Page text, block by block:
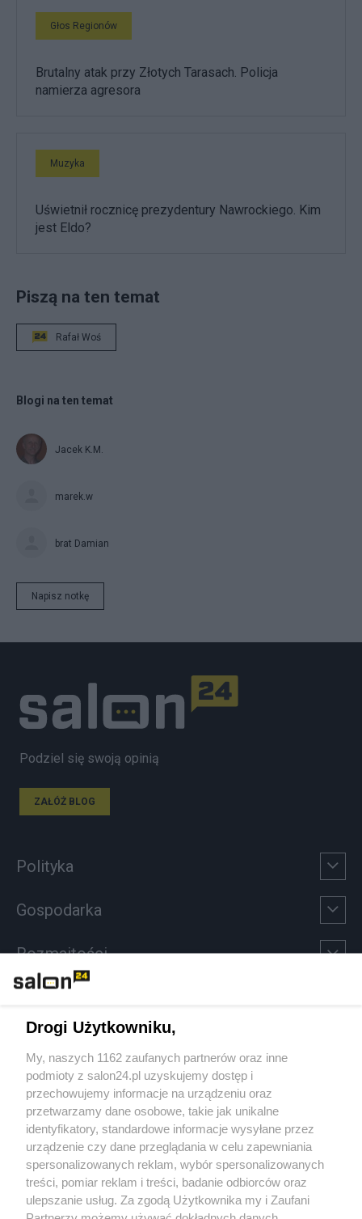
Głos Regionów
Brutalny atak przy Złotych Tarasach. Policja
namierza agresora
Muzyka
Uświetnił rocznicę prezydentury Nawrockiego. Kim
jest Eldo?
Piszą na ten temat
Rafał Woś
Blogi na ten temat
Jacek K.M.
marek.w
brat Damian
Napisz notkę
Podziel się swoją opinią
ZAŁÓŻ BLOG
Polityka
Gospodarka
Rozmaitości
Sport
Społeczeństwo
Kultura
X Facebook Instagram Youtube
Drogi Użytkowniku,
My, naszych 1162 zaufanych partnerów oraz inne
podmioty z salon24.pl uzyskujemy dostęp i
przechowujemy informacje na urządzeniu oraz
przetwarzamy dane osobowe, takie jak unikalne
identyfikatory, standardowe informacje wysyłane przez
urządzenie czy dane przeglądania w celu zapewniania
spersonalizowanych reklam, wybór spersonalizowanych
treści, pomiar reklam i treści, badanie odbiorców oraz
ulepszanie usług. Za zgodą Użytkownika my i Zaufani